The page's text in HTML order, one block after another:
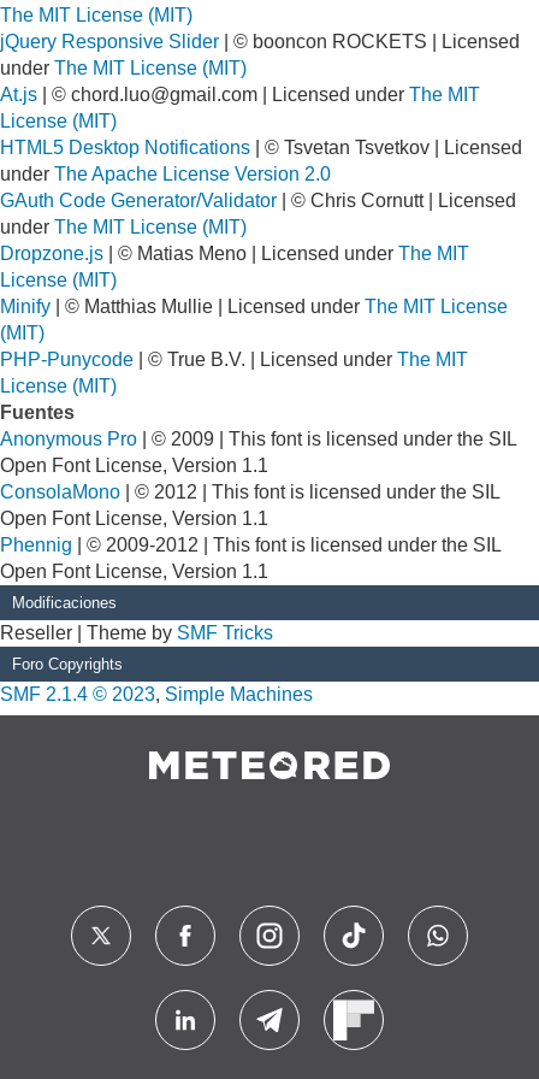
The MIT License (MIT)
jQuery Responsive Slider | © booncon ROCKETS | Licensed
under The MIT License (MIT)
At.js | © chord.luo@gmail.com | Licensed under The MIT
License (MIT)
HTML5 Desktop Notifications | © Tsvetan Tsvetkov | Licensed
under The Apache License Version 2.0
GAuth Code Generator/Validator | © Chris Cornutt | Licensed
under The MIT License (MIT)
Dropzone.js | © Matias Meno | Licensed under The MIT
License (MIT)
Minify | © Matthias Mullie | Licensed under The MIT License
(MIT)
PHP-Punycode | © True B.V. | Licensed under The MIT
License (MIT)
Fuentes
Anonymous Pro | © 2009 | This font is licensed under the SIL
Open Font License, Version 1.1
ConsolaMono | © 2012 | This font is licensed under the SIL
Open Font License, Version 1.1
Phennig | © 2009-2012 | This font is licensed under the SIL
Open Font License, Version 1.1
Modificaciones
Reseller | Theme by SMF Tricks
Foro Copyrights
SMF 2.1.4 © 2023, Simple Machines